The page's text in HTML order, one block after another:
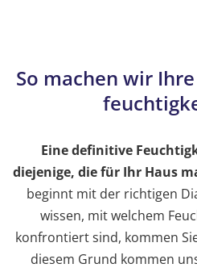
So machen wir
Eine definitive
diejenige, die für Ihr Haus
beginnt mit der richtigen
wissen, mit welchem
konfrontiert sind, kommen
diesem Grund kommen